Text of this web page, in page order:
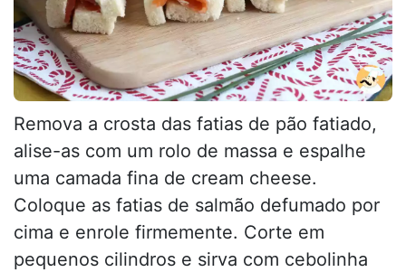
Remova a crosta das fatias de pão fatiado,
alise-as com um rolo de massa e espalhe
uma camada fina de cream cheese.
Coloque as fatias de salmão defumado por
cima e enrole firmemente. Corte em
pequenos cilindros e sirva com cebolinha